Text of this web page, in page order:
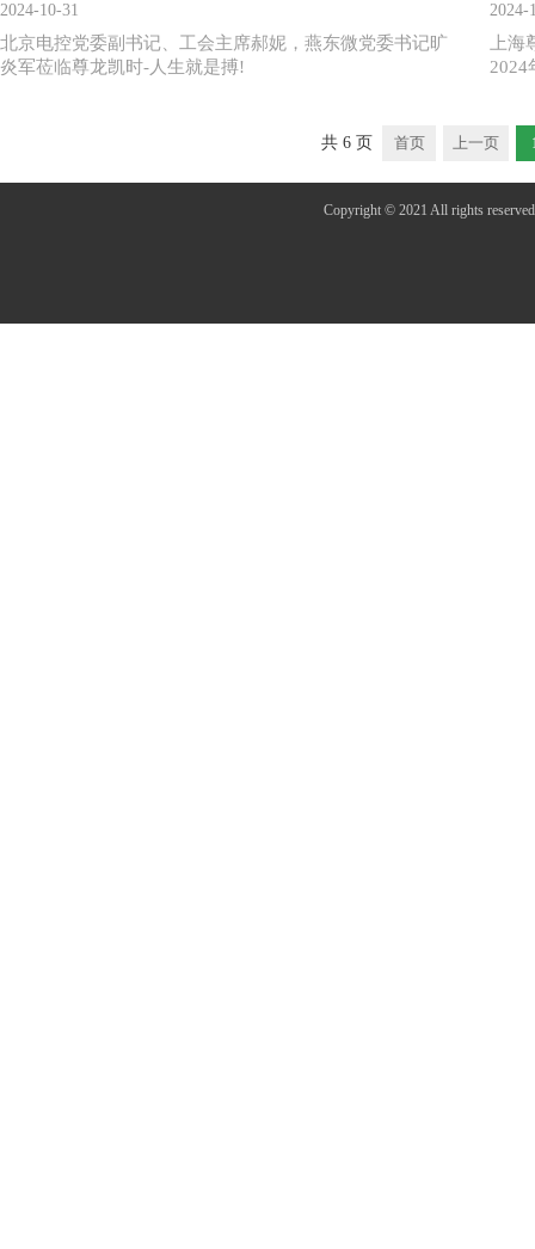
2024-10-31
北京电控党委副书记、工会主席郝妮，燕东微党委书记旷
炎军莅临尊龙凯时-人生就是搏!
2024-
上海
2024
共 6 页 首页 上一页
Copyright © 2021 All rights